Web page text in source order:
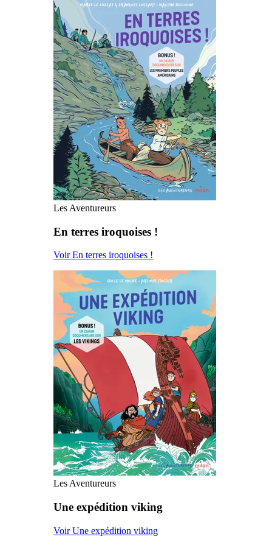
Les Aventureurs
En terres iroquoises !
Voir En terres iroquoises !
Les Aventureurs
Une expédition viking
Voir Une expédition viking